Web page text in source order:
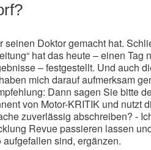
Doktor gemacht hat.
hat das heute – einen Tag
– festgestellt. Und auch
mich darauf aufmerksam
Dann sagen Sie bitte
von Motor-KRITIK und nutzt
zuverlässig abschreiben? -
Revue passieren lassen
sind, ergänzen.